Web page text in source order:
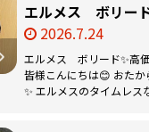
エルメス ボリー
2026.7.24
エルメス ボリード✨高
皆様こんにちは😊 おた
✨ エルメスのタイムレス